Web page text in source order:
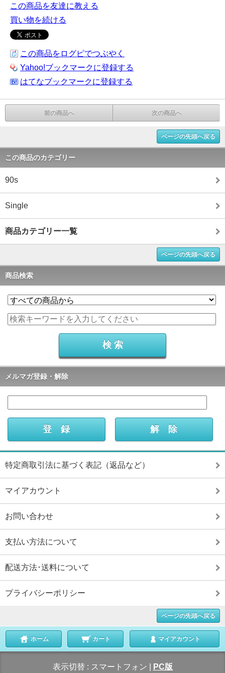
この商品を友達に教える
買い物を続ける
この商品をログピでつぶやく
Yahoo!ブックマークに登録する
はてなブックマークに登録する
前の商品へ 次の商品へ
ページの先頭へ戻る
この商品のカテゴリー
90s
Single
商品カテゴリー一覧
ページの先頭へ戻る
商品検索
メルマガ登録・解除
特定商取引法に基づく表記（返品など）
マイアカウント
お問い合わせ
支払い方法について
配送方法･送料について
プライバシーポリシー
ページの先頭へ戻る
ホーム カート マイアカウント
表示切替 : スマートフォン PC版